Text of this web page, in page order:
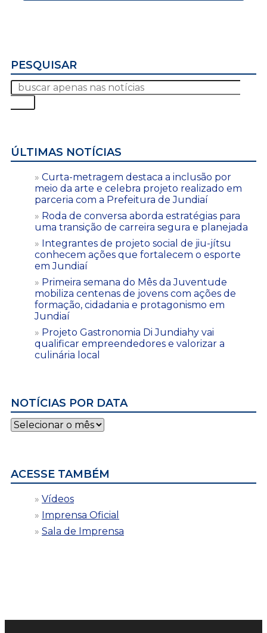
PESQUISAR
ÚLTIMAS NOTÍCIAS
Curta-metragem destaca a inclusão por
meio da arte e celebra projeto realizado em
parceria com a Prefeitura de Jundiaí
Roda de conversa aborda estratégias para
uma transição de carreira segura e planejada
Integrantes de projeto social de jiu-jítsu
conhecem ações que fortalecem o esporte
em Jundiaí
Primeira semana do Mês da Juventude
mobiliza centenas de jovens com ações de
formação, cidadania e protagonismo em
Jundiaí
Projeto Gastronomia Di Jundiahy vai
qualificar empreendedores e valorizar a
culinária local
NOTÍCIAS POR DATA
Notícias
por
ACESSE TAMBÉM
Vídeos
Imprensa Oficial
Sala de Imprensa